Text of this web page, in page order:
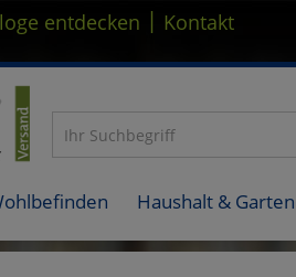
entdecken | Kontakt
Haushalt & Garten